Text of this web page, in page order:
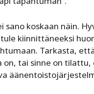
sano koskaan näin.
kiinnittäneeksi
Tarkasta,
tai sinne on tilattu,